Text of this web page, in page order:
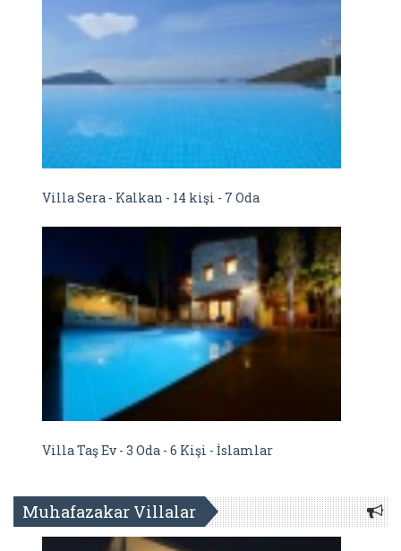
Villa Sera - Kalkan - 14 kişi - 7 Oda
Villa Taş Ev - 3 Oda - 6 Kişi - İslamlar
Muhafazakar Villalar